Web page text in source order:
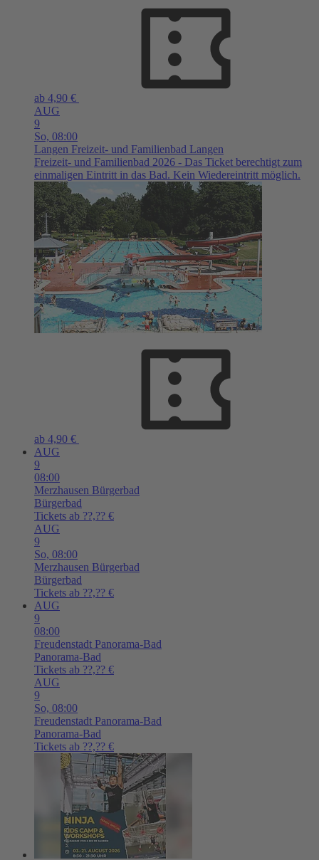
ab 4,90 €
AUG
9
So, 08:00
Langen Freizeit- und Familienbad Langen
Freizeit- und Familienbad 2026 - Das Ticket berechtigt zum
einmaligen Eintritt in das Bad. Kein Wiedereintritt möglich.
ab 4,90 €
AUG
9
08:00
Merzhausen Bürgerbad
Bürgerbad
Tickets ab ??,?? €
AUG
9
So, 08:00
Merzhausen Bürgerbad
Bürgerbad
Tickets ab ??,?? €
AUG
9
08:00
Freudenstadt Panorama-Bad
Panorama-Bad
Tickets ab ??,?? €
AUG
9
So, 08:00
Freudenstadt Panorama-Bad
Panorama-Bad
Tickets ab ??,?? €